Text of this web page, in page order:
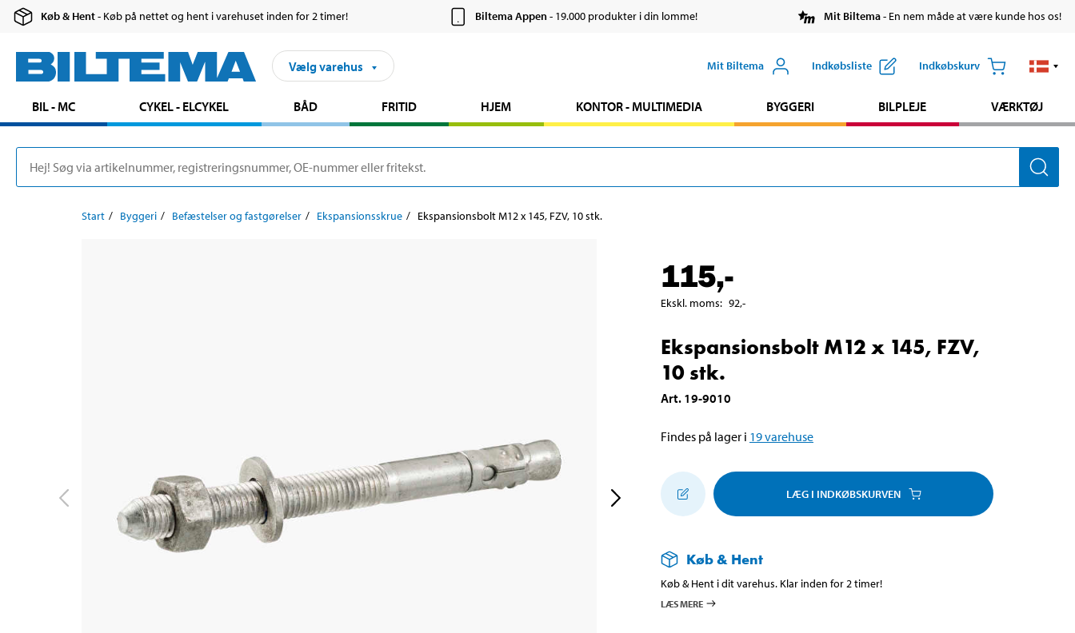
Køb & Hent- Køb på nettet og hent i varehuset inden for 2 timer! Biltema Appen- 19.000 produkter i din lomme! Mit Biltema- En nem måde at være kunde hos os!
Vælg varehus Mit Biltema Indkøbsliste Indkøbskurv
BIL - MC CYKEL - ELCYKEL BÅD FRITID HJEM KONTOR - MULTIMEDIA BYGGERI BILPLEJE VÆRKTØJ
Start Byggeri Befæstelser og fastgørelser Ekspansionsskrue Ekspansionsbolt M12 x 145, FZV, 10 stk.
115,-
Ekskl. moms: 92,-
Ekspansionsbolt M12 x 145, FZV,
10 stk.
Art. 19-9010
Findes på lager i 19varehuse
LÆG I INDKØBSKURVEN
Køb & Hent
Køb & Hent i dit varehus. Klar inden for 2 timer!
LÆS MERE